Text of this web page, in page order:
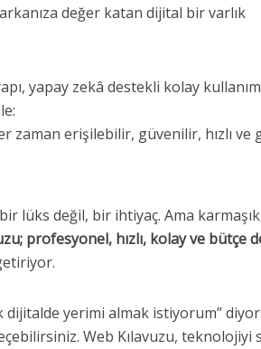
değer katan dijital bir varlık
yapay zekâ destekli kolay
zaman erişilebilir, güvenilir, hızlı ve
lüks değil, bir ihtiyaç. Ama
profesyonel, hızlı, kolay ve
dijitalde yerimi almak istiyorum”
Web Kılavuzu, teknolojiyi